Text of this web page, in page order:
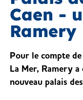
Caen -
Ramery
Pour le compte
La Mer, Ramery
nouveau palais